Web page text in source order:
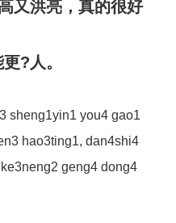
又洪亮，真的很好
?人。
sheng1yin1 you4 gao1
hao3ting1, dan4shi4
geng4 dong4